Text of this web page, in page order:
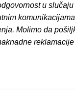
u
Molimo da